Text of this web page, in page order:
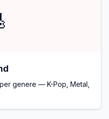
genere — K-Pop, Metal,